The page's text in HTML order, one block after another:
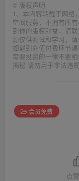
© 版权声明
1、本内容转载于网络
空间服务，不拥有所
到你的版权利益，请
源仅供测试和学习，
如遇到充值付费环节
需要投资的一律不要
揭秘 请勿用于非法违
会员免费
点赞